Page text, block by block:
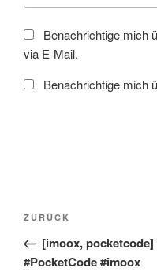
Benachrichtige mich
via E-Mail.
Benachrichtige mich
Beitragsnavigation
Vorheriger
Beitrag
ZURÜCK
[imoox,
#PocketCode #imoox